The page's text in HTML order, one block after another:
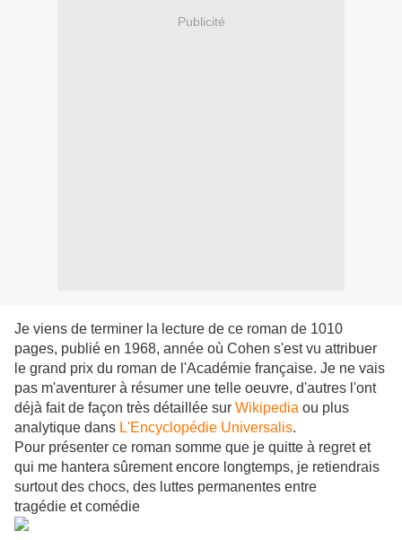
Publicité
Je viens de terminer la lecture de ce roman de 1010
pages, publié en 1968, année où Cohen s'est vu attribuer
le grand prix du roman de l'Académie française. Je ne vais
pas m'aventurer à résumer une telle oeuvre, d'autres l'ont
déjà fait de façon très détaillée sur Wikipedia ou plus
analytique dans L'Encyclopédie Universalis.
Pour présenter ce roman somme que je quitte à regret et
qui me hantera sûrement encore longtemps, je retiendrais
surtout des chocs, des luttes permanentes entre
tragédie et comédie